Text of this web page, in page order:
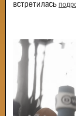
встретилась